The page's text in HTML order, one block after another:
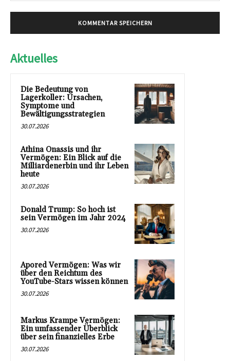
Aktuelles
Die Bedeutung von
Lagerkoller: Ursachen,
Symptome und
Bewältigungsstrategien
30.07.2026
Athina Onassis und ihr
Vermögen: Ein Blick auf die
Milliardenerbin und ihr Leben
heute
30.07.2026
Donald Trump: So hoch ist
sein Vermögen im Jahr 2024
30.07.2026
Apored Vermögen: Was wir
über den Reichtum des
YouTube-Stars wissen können
30.07.2026
Markus Krampe Vermögen:
Ein umfassender Überblick
über sein finanzielles Erbe
30.07.2026